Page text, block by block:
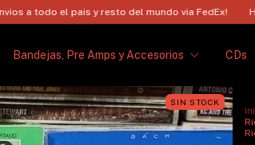
y resto del mundo via FedEx! Hacemos
Bandejas, Pre Amps y Accesorios CDs
SIN STOCK